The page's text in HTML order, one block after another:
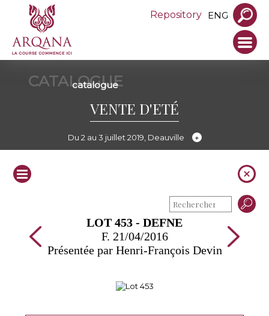
Repository ENG
CATALOGUE
catalogue
VENTE D'ETÉ
Du 2 au 3 juillet 2019, Deauville
LOT 453 - DEFNE
F. 21/04/2016
Présentée par Henri-François Devin